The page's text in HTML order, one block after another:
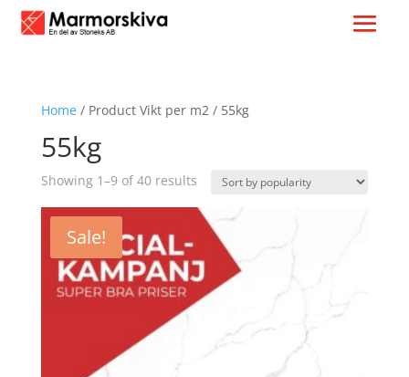
Home/ Product Vikt per m2 / 55kg
55kg
Showing 1–9 of 40 resultsSorted
popularity
Sale!